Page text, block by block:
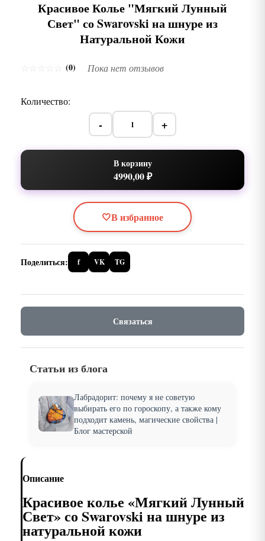
Красивое Колье "Мягкий Лунный
Свет" со Swarovski на шнуре из
Натуральной Кожи
(0) Пока нет отзывов
Количество:
- +
В корзину
4990,00 ₽
🤍В избранное
Поделиться: f VK TG
Связаться
Статьи из блога
Лабрадорит: почему я не советую
выбирать его по гороскопу, а также кому
подходит камень, магические свойства |
Блог мастерской
Описание
Красивое колье «Мягкий Лунный
Свет» со Swarovski на шнуре из
натуральной кожи